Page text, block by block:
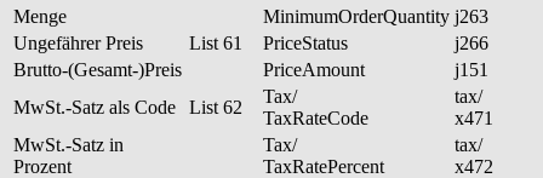
Menge
MinimumOrderQuantity j263
Ungefährer Preis
List 61 PriceStatus
j266
Brutto-(Gesamt-)Preis
PriceAmount
j151
MwSt.-Satz als Code
List 62
Tax/
TaxRateCode
tax/
x471
MwSt.-Satz in
Prozent
Tax/
TaxRatePercent
tax/
x472